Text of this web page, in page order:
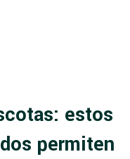
estos
permiten